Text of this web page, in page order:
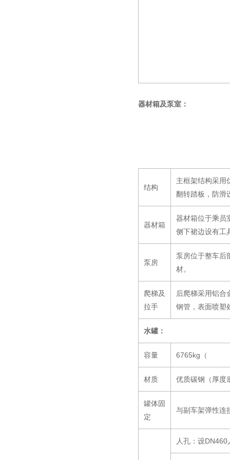
器材箱及泵室：
结构
主框架结构采用
翻转踏板，防滑
器材箱
器材箱位于乘员
侧下裙边设有工
泵房
泵房位于整车后
材。
爬梯及
拉手
后爬梯采用铝合
钢管，表面喷塑
水罐：
容量 6765kg（
材质 优质碳钢（厚度
罐体固
定
与副车架弹性连
人孔：设